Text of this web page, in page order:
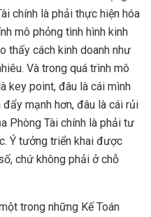
chính là phải thực hiện hóa
mô phỏng tình hình kinh
thấy cách kinh doanh như
Và trong quá trình mô
key point, đâu là cái mình
mạnh hơn, đâu là cái rủi
Phòng Tài chính là phải tư
Ý tưởng triển khai được
chứ không phải ở chỗ
trong những Kế Toán